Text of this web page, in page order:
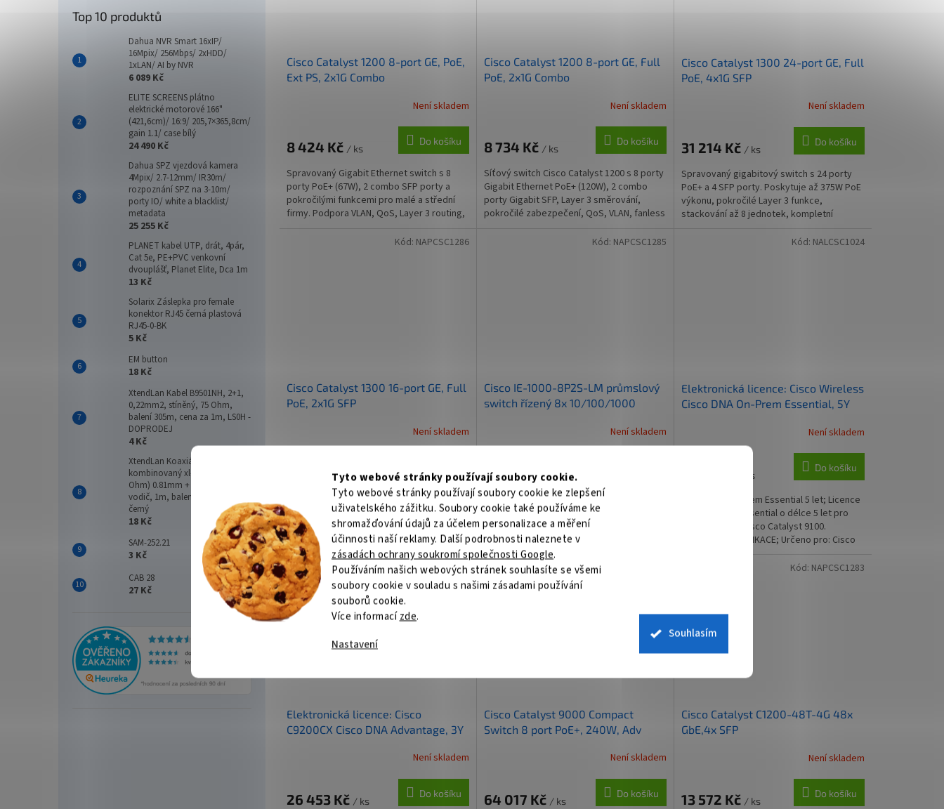
Tyto webové stránky používají soubory cookie.
Tyto webové stránky používají soubory cookie ke zlepšení
uživatelského zážitku. Soubory cookie také používáme ke
shromažďování údajů za účelem personalizace a měření
účinnosti naší reklamy. Další podrobnosti naleznete v
zásadách ochrany soukromí společnosti Google.
Používáním našich webových stránek souhlasíte se všemi
soubory cookie v souladu s našimi zásadami používání
souborů cookie.
Více informacízde.
Nastavení
Souhlasím
Top 10 produktů
Dahua NVR Smart 16xIP/
16Mpix/ 256Mbps/ 2xHDD/
1xLAN/ AI by NVR
6 089 Kč
ELITE SCREENS plátno
elektrické motorové 166"
(421,6cm)/ 16:9/ 205,7×365,8cm/
gain 1.1/ case bílý
24 490 Kč
Dahua SPZ vjezdová kamera
4Mpix/ 2.7-12mm/ IR30m/
rozpoznání SPZ na 3-10m/
porty IO/ white a blacklist/
metadata
25 255 Kč
PLANET kabel UTP, drát, 4pár,
Cat 5e, PE+PVC venkovní
dvouplášť, Planet Elite, Dca 1m
13 Kč
Solarix Záslepka pro female
konektor RJ45 černá plastová
RJ45-0-BK
5 Kč
EM button
18 Kč
XtendLan Kabel B9501NH, 2+1,
0,22mm2, stíněný, 75 Ohm,
balení 305m, cena za 1m, LS0H -
DOPRODEJ
4 Kč
XtendLan Koaxiální kabel
kombinovaný xl-RG 59B (75
Ohm) 0.81mm + 2x 1mm2
vodič, 1m, balení 200m, PE
černý
18 Kč
SAM-252.21
3 Kč
CAB 28
27 Kč
Cisco Catalyst 1200 8-port GE, PoE,
Ext PS, 2x1G Combo
Není skladem
8 424 Kč / ks
Do košíku
Spravovaný Gigabit Ethernet switch s 8
porty PoE+ (67W), 2 combo SFP porty a
pokročilými funkcemi pro malé a střední
firmy. Podpora VLAN, QoS, Layer 3 routing,
Cisco Catalyst 1200 8-port GE, Full
PoE, 2x1G Combo
Není skladem
8 734 Kč / ks
Do košíku
Síťový switch Cisco Catalyst 1200 s 8 porty
Gigabit Ethernet PoE+ (120W), 2 combo
porty Gigabit SFP, Layer 3 směrování,
pokročilé zabezpečení, QoS, VLAN, fanless
Cisco Catalyst 1300 24-port GE, Full
PoE, 4x1G SFP
Není skladem
31 214 Kč / ks
Do košíku
Spravovaný gigabitový switch s 24 porty
PoE+ a 4 SFP porty. Poskytuje až 375W PoE
výkonu, pokročilé Layer 3 funkce,
stackování až 8 jednotek, kompletní
Cisco Catalyst 1300 16-port GE, Full
PoE, 2x1G SFP
Není skladem
23 804 Kč/ ks
Síťový přepínač Cisco Catalyst 1300-16FP-
2G s 16 porty PoE+ a výkonem 240W.
Spravovaný Layer 3 switch s Gigabit
Ethernet porty, 2 SFP sloty, pokročilými
bezpečnostními funkcemi...
Kód: NAPCSC1286
Cisco IE-1000-8P2S-LM průmslový
switch řízený 8x 10/100/1000
Není skladem
59 299 Kč/ ks
Průmyslový Ethernet switch s 10 porty a
PoE+ podporou. 8× Fast Ethernet PoE+
portů (180W), 2× Gigabit SFP uplinky,
kompaktní robustní konstrukce pro
náročná prostředí, DIN rail...
Kód: NAPCSC1285
Elektronická licence: Cisco Wireless
Cisco DNA On-Prem Essential, 5Y
Není skladem
/ ks
Do košíku
Cisco DNA On-Prem Essential 5 let; Licence
DNA On-Prem Essential o délce 5 let pro
access pointy Cisco Catalyst 9100.
ZÁKLADNÍ SPECIFIKACE; Určeno pro: Cisco
Kód: NALCSC1024
Elektronická licence: Cisco
C9200CX Cisco DNA Advantage, 3Y
Není skladem
26 453 Kč / ks
Do košíku
Kód: NALCSC1023
Cisco Catalyst 9000 Compact
Switch 8 port PoE+, 240W, Adv
Není skladem
64 017 Kč / ks
Do košíku
Kód:
Cisco Catalyst C1200-48T-4G 48x
GbE,4x SFP
Není skladem
13 572 Kč / ks
Do košíku
Kód: NAPCSC1283